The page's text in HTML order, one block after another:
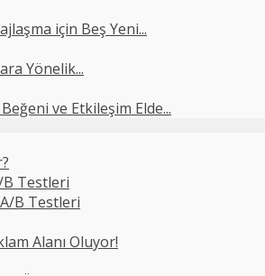
için Beş Yeni...
Yönelik...
ve Etkileşim Elde...
B Testleri
Alanı Oluyor!